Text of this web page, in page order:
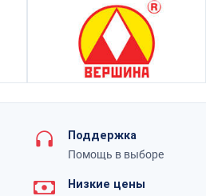
Поддержка
Помощь в выборе
Низкие цены